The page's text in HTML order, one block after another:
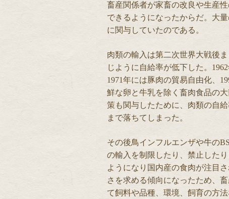
畜産関係者が家畜の改良や生産
できるようになったからだ。大
に関与していたのである。
肉類の輸入は第二次世界大戦後
じように自給率が低下した。
1971年には豚肉の貿易自由化、
鮮な卵と牛乳を除く畜肉食品の
策も関与したために、肉類の自
まで落ちてしまった。
その後鳥インフルエンザや牛の
の輸入を制限したり、禁止した
ようになり国内産の食肉が注目
さを求める傾向になったため、
て飼料や品種、環境、飼育の方